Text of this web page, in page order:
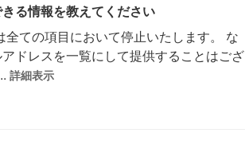
る情報を教えてください
ての項目において停止いたします。 な
ドレスを一覧にして提供することはござ
詳細表示